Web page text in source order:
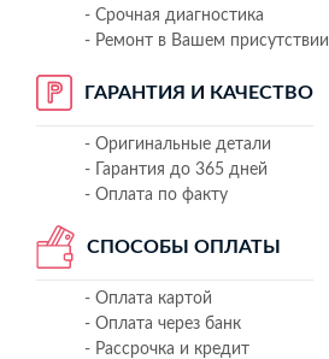
- Срочная диагностика
- Ремонт в Вашем присутствии
ГАРАНТИЯ И КАЧЕСТВО
- Оригинальные детали
- Гарантия до 365 дней
- Оплата по факту
СПОСОБЫ ОПЛАТЫ
- Оплата картой
- Оплата через банк
- Рассрочка и кредит